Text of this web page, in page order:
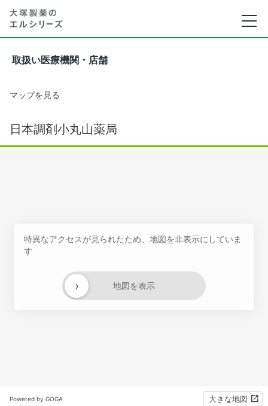
取扱い医療機関・店舗
マップを見る
日本調剤小丸山薬局
特異なアクセスが見られたため、地図を非表示にしていま
す
地図を表示
›
Powered by GOGA 大きな地図